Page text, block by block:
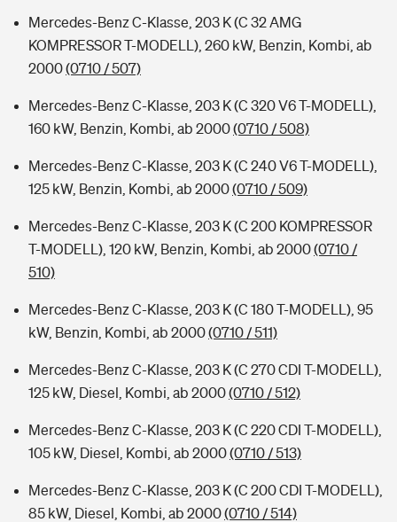
Mercedes-Benz C-Klasse, 203 K (C 32 AMG
KOMPRESSOR T-MODELL), 260 kW, Benzin, Kombi, ab
2000(0710 / 507)
Mercedes-Benz C-Klasse, 203 K (C 320 V6 T-MODELL),
160 kW, Benzin, Kombi, ab 2000(0710 / 508)
Mercedes-Benz C-Klasse, 203 K (C 240 V6 T-MODELL),
125 kW, Benzin, Kombi, ab 2000(0710 / 509)
Mercedes-Benz C-Klasse, 203 K (C 200 KOMPRESSOR
T-MODELL), 120 kW, Benzin, Kombi, ab 2000(0710 /
510)
Mercedes-Benz C-Klasse, 203 K (C 180 T-MODELL), 95
kW, Benzin, Kombi, ab 2000(0710 / 511)
Mercedes-Benz C-Klasse, 203 K (C 270 CDI T-MODELL),
125 kW, Diesel, Kombi, ab 2000(0710 / 512)
Mercedes-Benz C-Klasse, 203 K (C 220 CDI T-MODELL),
105 kW, Diesel, Kombi, ab 2000(0710 / 513)
Mercedes-Benz C-Klasse, 203 K (C 200 CDI T-MODELL),
85 kW, Diesel, Kombi, ab 2000(0710 / 514)